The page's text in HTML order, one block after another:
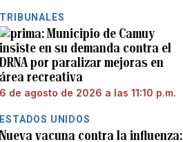
TRIBUNALES
Municipio de Camuy
insiste en su demanda contra el
DRNA por paralizar mejoras en
área recreativa
6 de agosto de 2026 a las 11:10 p.m.
ESTADOS UNIDOS
Nueva vacuna contra la influenza: